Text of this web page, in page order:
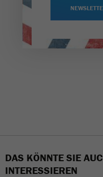
DAS KÖNNTE SIE
INTERESSIEREN